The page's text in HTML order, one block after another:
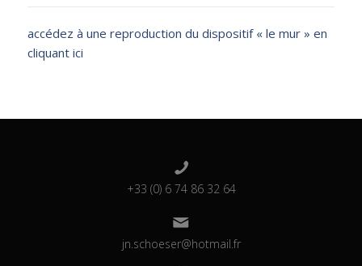
accédez à une reproduction du dispositif « le mur » en
cliquant ici
+33 (0) 6 74 86 32 64
jn.schoeser@hotmail.fr